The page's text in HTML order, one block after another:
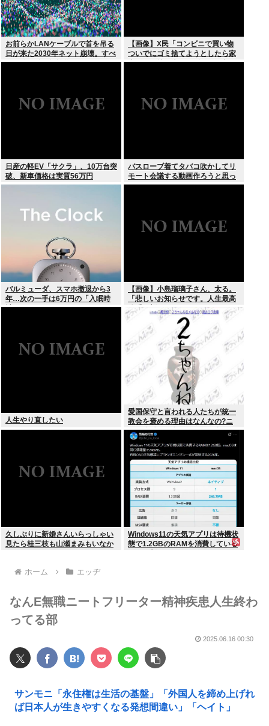
お前らかLANケーブルで首を吊る
日が来た2030年ネット崩壊。すべ
ての公開鍵を無効化するQデイ。
【画像】X民「コンビニで買い物
ついでにゴミ捨てようとしたら家
庭ゴミの持ち込みはダメって言わ
日産の軽EV「サクラ」、10万台突
破、新車価格は実質56万円
バスローブ着てタバコ吹かしてリ
モート会議する動画作ろうと思っ
てるんだが
バルミューダ、スマホ撤退から3
年…次の一手は6万円の「入眠時
計」
【画像】小島瑠璃子さん、太る。
「悲しいお知らせです。人生最高
体重更新しました！デニムがきつ
いw」
人生やり直したい
愛国保守と言われる人たちが統一
教会を褒める理由はなんなの?ニ
ュー速愛国保守は統一教会褒めて
る人が多い
久しぶりに新婚さんいらっしゃい
見たら桂三枝も山瀬まみもいなか
Windows11の天気アプリは待機状
態で1.2GBのRAMを消費している
ホーム エッヂ
なんE無職ニートフリーター精神疾患人生終わ
ってる部
2025.06.16 00:30
サンモニ「永住権は生活の基盤」「外国人を締め上げれ
ば日本人が生きやすくなる発想間違い」「ヘイト」